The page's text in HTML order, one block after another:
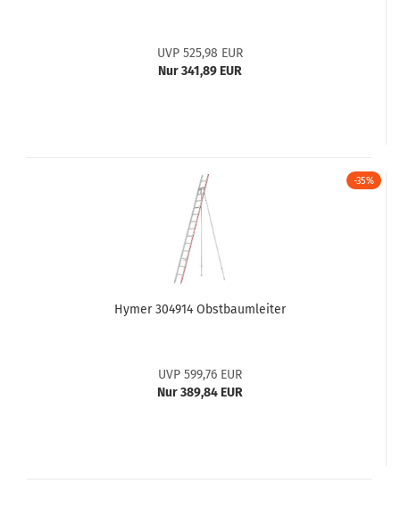
UVP 525,98 EUR
Nur 341,89 EUR
-35%
Hymer 304914 Obstbaumleiter
UVP 599,76 EUR
Nur 389,84 EUR